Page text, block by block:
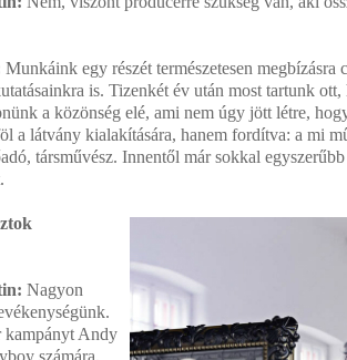
Munkáink egy részét természetesen megbízásra
is. Tizenkét év után most tartunk
a közönség elé, ami nem úgy jött létre,
a látvány kialakítására, hanem fordítva: a mi
társművész. Innentől már sokkal
Nagyon
kampányt Andy
számára,